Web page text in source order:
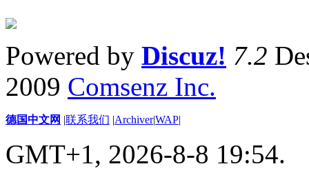
Powered by Discuz! 7.2
2009 Comsenz Inc.
德国中文网 |联系我们 |Archiver|WAP|
GMT+1, 2026-8-8 19:54.